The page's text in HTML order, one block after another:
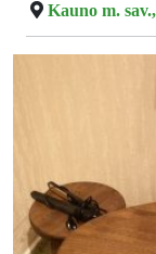
Kauno m. sav.,